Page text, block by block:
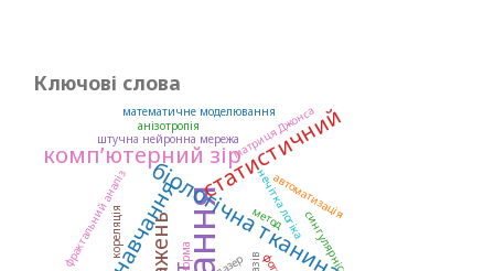
Ключові слова
біологічна тканина
комп’ютерний зірстатистичний
нечітка логіка
кореляція
фрактальний аналіз метод
штучна нейронна мережа
автоматизація
матриця Джонса
анізотропія
сингулярність
математичне моделювання
норма